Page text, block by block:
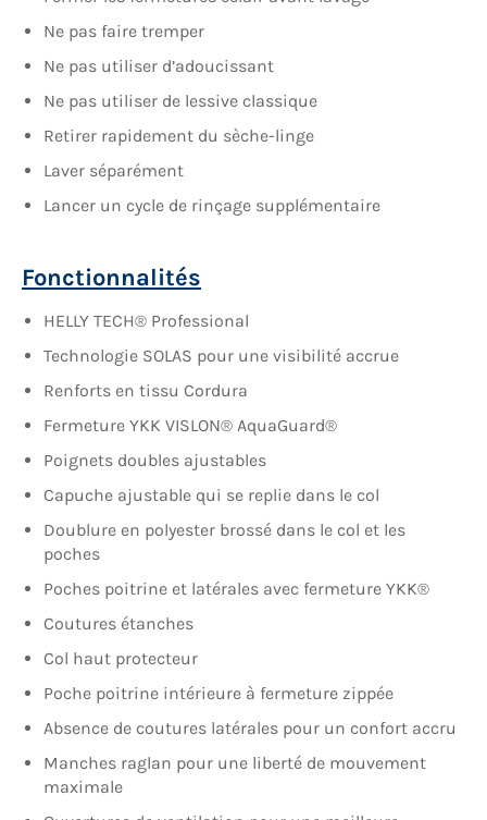
Ne pas faire tremper
Ne pas utiliser d’adoucissant
Ne pas utiliser de lessive classique
Retirer rapidement du sèche-linge
Laver séparément
Lancer un cycle de rinçage supplémentaire
Fonctionnalités
HELLY TECH® Professional
Technologie SOLAS pour une visibilité accrue
Renforts en tissu Cordura
Fermeture YKK VISLON® AquaGuard®
Poignets doubles ajustables
Capuche ajustable qui se replie dans le col
Doublure en polyester brossé dans le col et les
poches
Poches poitrine et latérales avec fermeture YKK®
Coutures étanches
Col haut protecteur
Poche poitrine intérieure à fermeture zippée
Absence de coutures latérales pour un confort accru
Manches raglan pour une liberté de mouvement
maximale